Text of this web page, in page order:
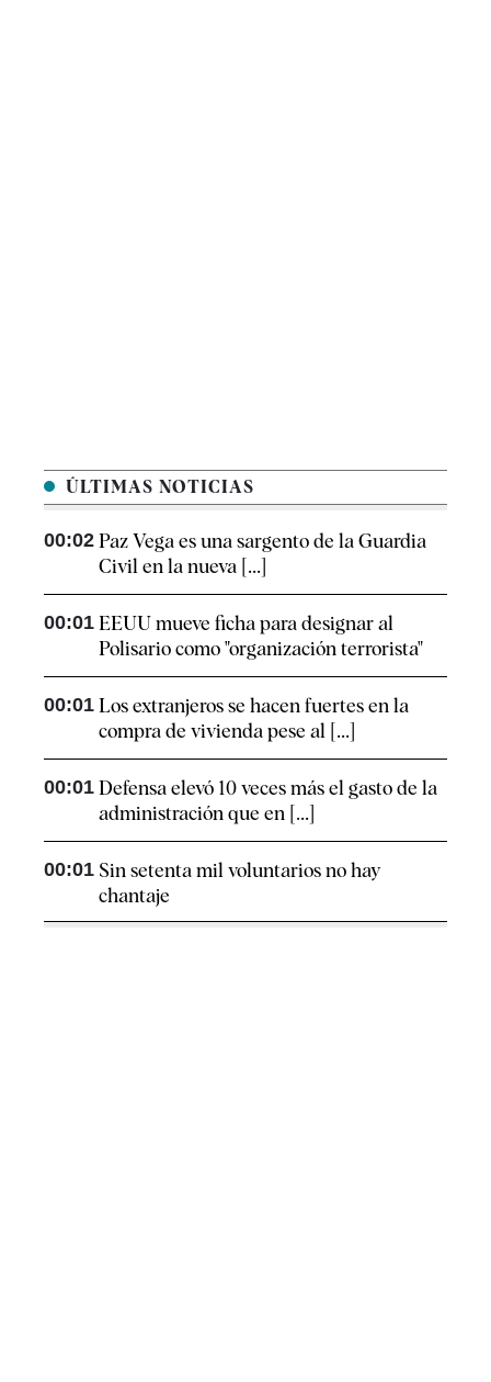
ÚLTIMAS NOTICIAS
00:02 Paz Vega es una sargento de la Guardia
Civil en la nueva [...]
00:01 EEUU mueve ficha para designar al
Polisario como "organización terrorista"
00:01 Los extranjeros se hacen fuertes en la
compra de vivienda pese al [...]
00:01 Defensa elevó 10 veces más el gasto de la
administración que en [...]
00:01 Sin setenta mil voluntarios no hay
chantaje